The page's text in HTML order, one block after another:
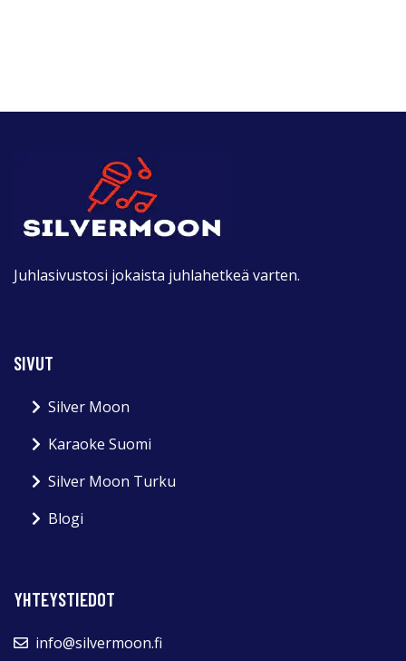
Juhlasivustosi jokaista juhlahetkeä varten.
SIVUT
Silver Moon
Karaoke Suomi
Silver Moon Turku
Blogi
YHTEYSTIEDOT
info@silvermoon.fi